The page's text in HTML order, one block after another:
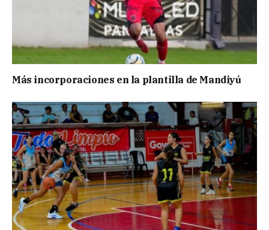
Más incorporaciones en la plantilla de Mandiyú